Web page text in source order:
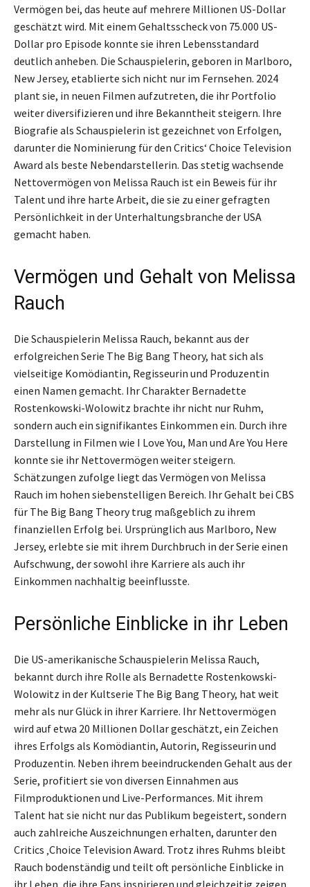
Vermögen bei, das heute auf mehrere Millionen US-Dollar
geschätzt wird. Mit einem Gehaltsscheck von 75.000 US-
Dollar pro Episode konnte sie ihren Lebensstandard
deutlich anheben. Die Schauspielerin, geboren in Marlboro,
New Jersey, etablierte sich nicht nur im Fernsehen. 2024
plant sie, in neuen Filmen aufzutreten, die ihr Portfolio
weiter diversifizieren und ihre Bekanntheit steigern. Ihre
Biografie als Schauspielerin ist gezeichnet von Erfolgen,
darunter die Nominierung für den Critics‘ Choice Television
Award als beste Nebendarstellerin. Das stetig wachsende
Nettovermögen von Melissa Rauch ist ein Beweis für ihr
Talent und ihre harte Arbeit, die sie zu einer gefragten
Persönlichkeit in der Unterhaltungsbranche der USA
gemacht haben.
Vermögen und Gehalt von Melissa
Rauch
Die Schauspielerin Melissa Rauch, bekannt aus der
erfolgreichen Serie The Big Bang Theory, hat sich als
vielseitige Komödiantin, Regisseurin und Produzentin
einen Namen gemacht. Ihr Charakter Bernadette
Rostenkowski-Wolowitz brachte ihr nicht nur Ruhm,
sondern auch ein signifikantes Einkommen ein. Durch ihre
Darstellung in Filmen wie I Love You, Man und Are You Here
konnte sie ihr Nettovermögen weiter steigern.
Schätzungen zufolge liegt das Vermögen von Melissa
Rauch im hohen siebenstelligen Bereich. Ihr Gehalt bei CBS
für The Big Bang Theory trug maßgeblich zu ihrem
finanziellen Erfolg bei. Ursprünglich aus Marlboro, New
Jersey, erlebte sie mit ihrem Durchbruch in der Serie einen
Aufschwung, der sowohl ihre Karriere als auch ihr
Einkommen nachhaltig beeinflusste.
Persönliche Einblicke in ihr Leben
Die US-amerikanische Schauspielerin Melissa Rauch,
bekannt durch ihre Rolle als Bernadette Rostenkowski-
Wolowitz in der Kultserie The Big Bang Theory, hat weit
mehr als nur Glück in ihrer Karriere. Ihr Nettovermögen
wird auf etwa 20 Millionen Dollar geschätzt, ein Zeichen
ihres Erfolgs als Komödiantin, Autorin, Regisseurin und
Produzentin. Neben ihrem beeindruckenden Gehalt aus der
Serie, profitiert sie von diversen Einnahmen aus
Filmproduktionen und Live-Performances. Mit ihrem
Talent hat sie nicht nur das Publikum begeistert, sondern
auch zahlreiche Auszeichnungen erhalten, darunter den
Critics ‚Choice Television Award. Trotz ihres Ruhms bleibt
Rauch bodenständig und teilt oft persönliche Einblicke in